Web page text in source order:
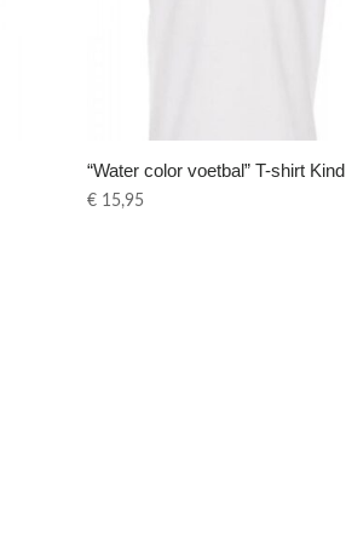
“Water color voetbal” T-shirt Kind
€ 15,95